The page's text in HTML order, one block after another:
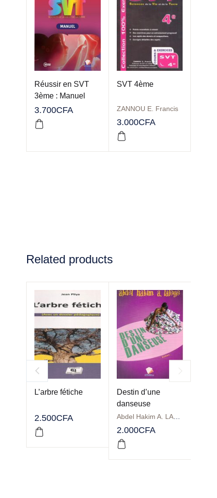
Réussir en SVT
3ème : Manuel
3.700CFA
SVT 4ème
ZANNOU E. Francis
3.000CFA
Related products
L’arbre fétiche
2.500CFA
Destin d’une
danseuse
2.000CFA